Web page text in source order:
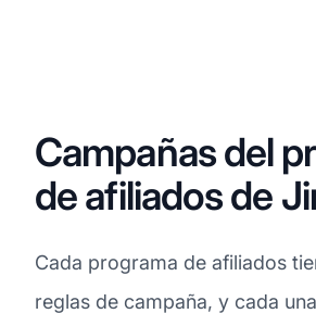
Campañas del
de afiliados de
Cada programa de afiliados
reglas de campaña, y cada